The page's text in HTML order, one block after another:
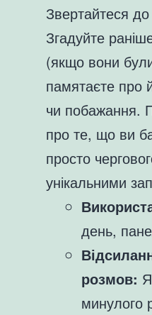
Звертайтеся до
Згадуйте
(якщо вони
памятаєте про
чи побажання.
про те, що ви
просто
унікальними
день,
розмов:
минулого